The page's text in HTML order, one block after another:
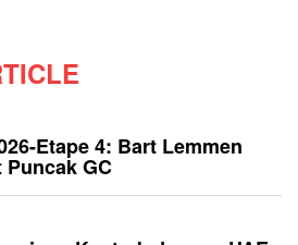
Etape 4: Bart Lemmen
Puncak GC